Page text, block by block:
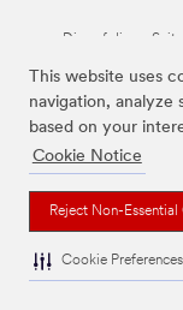
This website uses
navigation, analyze
based on your
Cookie Notice
Reject Non-
Cookie Preferences
Die auf dieser